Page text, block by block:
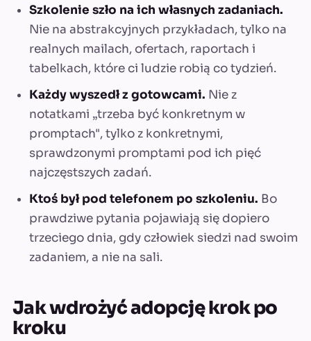
Szkolenie szło na ich własnych zadaniach.
Nie na abstrakcyjnych przykładach, tylko na
realnych mailach, ofertach, raportach i
tabelkach, które ci ludzie robią co tydzień.
Każdy wyszedł z gotowcami. Nie z
notatkami „trzeba być konkretnym w
promptach", tylko z konkretnymi,
sprawdzonymi promptami pod ich pięć
najczęstszych zadań.
Ktoś był pod telefonem po szkoleniu. Bo
prawdziwe pytania pojawiają się dopiero
trzeciego dnia, gdy człowiek siedzi nad swoim
zadaniem, a nie na sali.
Jak wdrożyć adopcję krok po
kroku